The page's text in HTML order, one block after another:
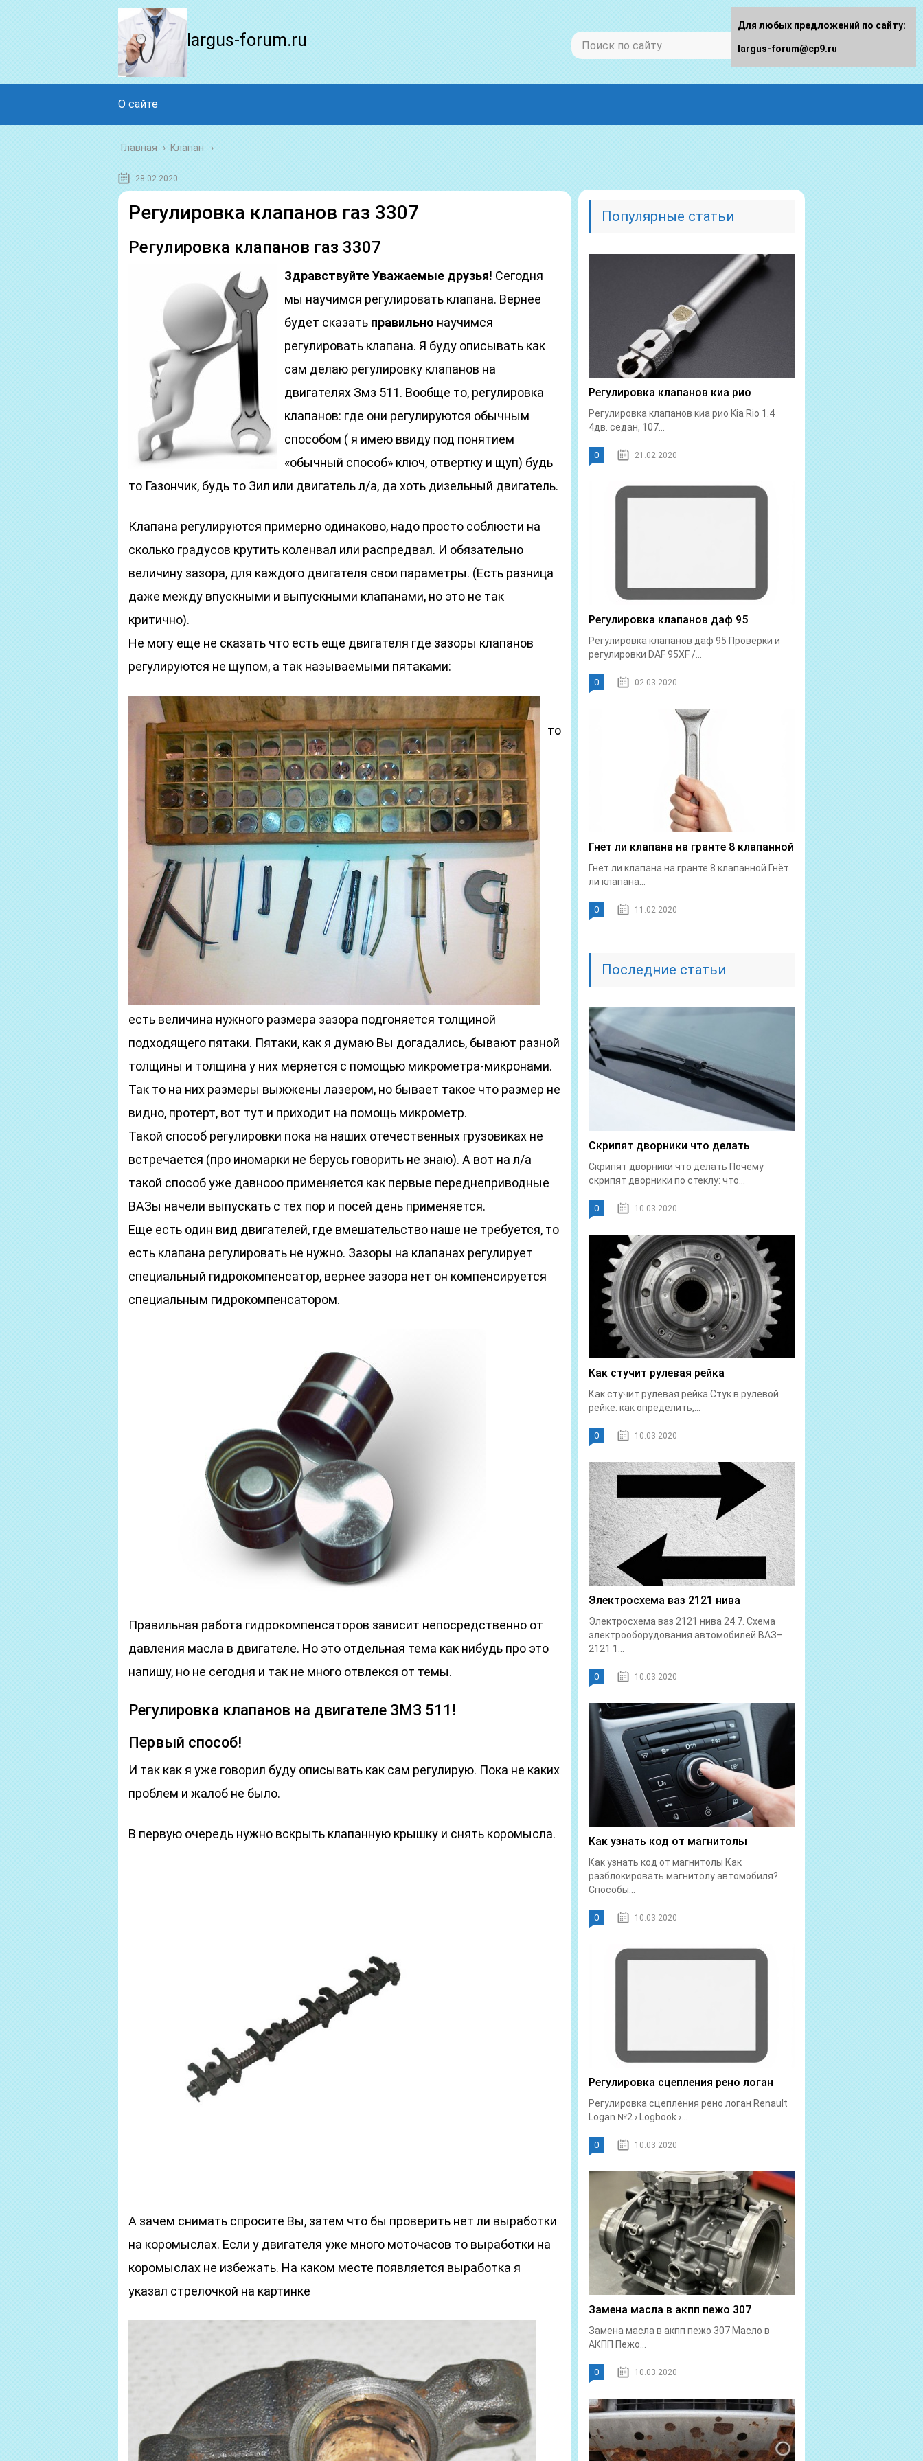
largus-forum.ru
О сайте
Главная › Клапан
28.02.2020
Регулировка клапанов газ 3307
Регулировка клапанов газ 3307
Здравствуйте Уважаемые друзья! Сегодня
мы научимся регулировать клапана. Вернее
будет сказать правильно научимся
регулировать клапана. Я буду описывать как
сам делаю регулировку клапанов на
двигателях Змз 511. Вообще то, регулировка
клапанов: где они регулируются обычным
способом ( я имею ввиду под понятием
«обычный способ» ключ, отвертку и щуп) будь
то Газончик, будь то Зил или двигатель л/а, да хоть дизельный двигатель.
Клапана регулируются примерно одинаково, надо просто соблюсти на
сколько градусов крутить коленвал или распредвал. И обязательно
величину зазора, для каждого двигателя свои параметры. (Есть разница
даже между впускными и выпускными клапанами, но это не так
критично).
Не могу еще не сказать что есть еще двигателя где зазоры клапанов
регулируются не щупом, а так называемыми пятаками:
то
есть величина нужного размера зазора подгоняется толщиной
подходящего пятаки. Пятаки, как я думаю Вы догадались, бывают разной
толщины и толщина у них меряется с помощью микрометра-микронами.
Так то на них размеры выжжены лазером, но бывает такое что размер не
видно, протерт, вот тут и приходит на помощь микрометр.
Такой способ регулировки пока на наших отечественных грузовиках не
встречается (про иномарки не берусь говорить не знаю). А вот на л/а
такой способ уже давнооо применяется как первые переднеприводные
ВАЗы начели выпускать с тех пор и посей день применяется.
Еще есть один вид двигателей, где вмешательство наше не требуется, то
есть клапана регулировать не нужно. Зазоры на клапанах регулирует
специальный гидрокомпенсатор, вернее зазора нет он компенсируется
специальным гидрокомпенсатором.
Правильная работа гидрокомпенсаторов зависит непосредственно от
давления масла в двигателе. Но это отдельная тема как нибудь про это
напишу, но не сегодня и так не много отвлекся от темы.
Регулировка клапанов на двигателе ЗМЗ 511!
Первый способ!
И так как я уже говорил буду описывать как сам регулирую. Пока не каких
проблем и жалоб не было.
В первую очередь нужно вскрыть клапанную крышку и снять коромысла.
А зачем снимать спросите Вы, затем что бы проверить нет ли выработки
на коромыслах. Если у двигателя уже много моточасов то выработки на
коромыслах не избежать. На каком месте появляется выработка я
указал стрелочкой на картинке
Популярные статьи
Регулировка клапанов киа рио
Регулировка клапанов киа рио Kia Rio 1.4
4дв. седан, 107...
0 21.02.2020
Регулировка клапанов даф 95
Регулировка клапанов даф 95 Проверки и
регулировки DAF 95XF /...
0 02.03.2020
Гнет ли клапана на гранте 8 клапанной
Гнет ли клапана на гранте 8 клапанной Гнёт
ли клапана...
0 11.02.2020
Последние статьи
Скрипят дворники что делать
Скрипят дворники что делать Почему
скрипят дворники по стеклу: что...
0 10.03.2020
Как стучит рулевая рейка
Как стучит рулевая рейка Стук в рулевой
рейке: как определить,...
0 10.03.2020
Электросхема ваз 2121 нива
Электросхема ваз 2121 нива 24.7. Схема
электрооборудования автомобилей ВАЗ–
2121 1...
0 10.03.2020
Как узнать код от магнитолы
Как узнать код от магнитолы Как
разблокировать магнитолу автомобиля?
Способы...
0 10.03.2020
Регулировка сцепления рено логан
Регулировка сцепления рено логан Renault
Logan №2 › Logbook ›...
0 10.03.2020
Замена масла в акпп пежо 307
Замена масла в акпп пежо 307 Масло в
АКПП Пежо...
0 10.03.2020
Для любых предложений по сайту:
largus-forum@cp9.ru